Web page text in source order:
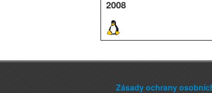
2008
Zásady ochrany